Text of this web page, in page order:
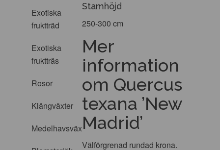
Exotiska
fruktträd
Exotiska
fruktträs
Rosor
Klängväxter
Medelhavsväxter
Stamhöjd
250-300 cm
Mer
information
om Quercus
texana ’New
Madrid’
Välförgrenad rundad krona.